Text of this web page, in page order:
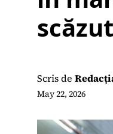
Scris de
May 22, 2026